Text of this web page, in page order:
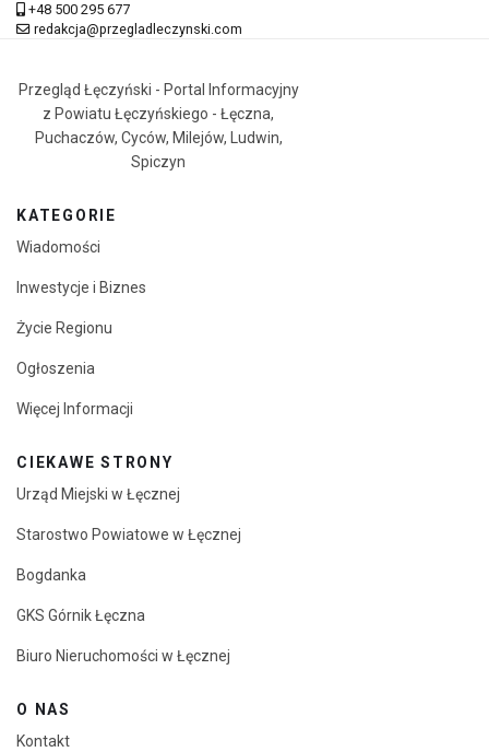
+48 500 295 677
redakcja@przegladleczynski.com
Przegląd Łęczyński - Portal Informacyjny
z Powiatu Łęczyńskiego - Łęczna,
Puchaczów, Cyców, Milejów, Ludwin,
Spiczyn
KATEGORIE
Wiadomości
Inwestycje i Biznes
Życie Regionu
Ogłoszenia
Więcej Informacji
CIEKAWE STRONY
Urząd Miejski w Łęcznej
Starostwo Powiatowe w Łęcznej
Bogdanka
GKS Górnik Łęczna
Biuro Nieruchomości w Łęcznej
O NAS
Kontakt